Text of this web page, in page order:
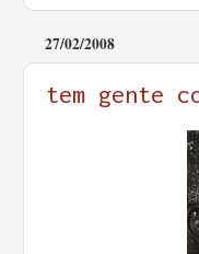
27/02/2008
tem gente